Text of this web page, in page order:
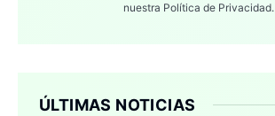
nuestra Política de Privacidad.
ÚLTIMAS NOTICIAS